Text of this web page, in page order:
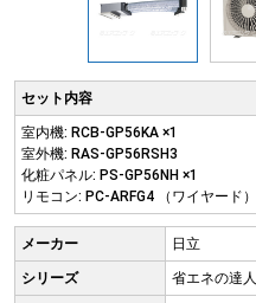
セット内容
室内機: RCB-GP56KA ×1
室外機: RAS-GP56RSH3
化粧パネル: PS-GP56NH ×1
リモコン: PC-ARFG4 （ワイヤード）
メーカー 日立
シリーズ 省エネの達人